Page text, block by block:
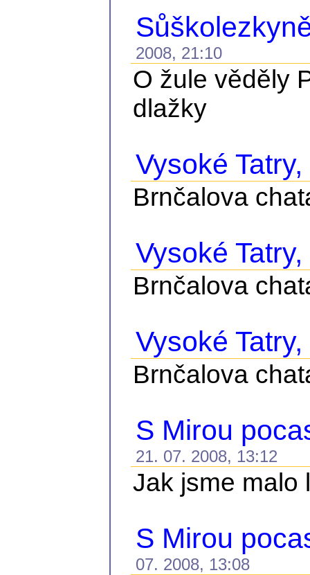
2008, 21:10
O žule věděly
dlažky
Vysoké
Brnčalova
Vysoké Tatry,
Brnčalova
Vysoké
Brnčalova
S Mirou
21. 07. 2008, 13:12
Jak jsme malo
S Mirou
07. 2008, 13:08